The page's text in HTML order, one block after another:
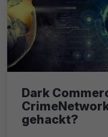
Dark
gehackt?